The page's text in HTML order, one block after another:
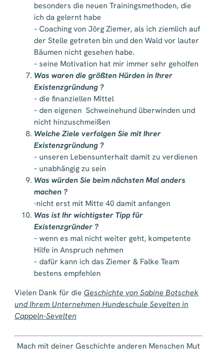
besonders die neuen Trainingsmethoden, die
ich da gelernt habe
– Coaching von Jörg Ziemer, als ich ziemlich auf
der Stelle getreten bin und den Wald vor lauter
Bäumen nicht gesehen habe.
– seine Motivation hat mir immer sehr geholfen
Was waren die größten Hürden in Ihrer
Existenzgründung ?
– die finanziellen Mittel
– den eigenen Schweinehund überwinden und
nicht hinzuschmeißen
Welche Ziele verfolgen Sie mit Ihrer
Existenzgründung ?
– unseren Lebensunterhalt damit zu verdienen
– unabhängig zu sein
Was würden Sie beim nächsten Mal anders
machen ?
-nicht erst mit Mitte 40 damit anfangen
Was ist Ihr wichtigster Tipp für
Existenzgründer ?
– wenn es mal nicht weiter geht, kompetente
Hilfe in Anspruch nehmen
– dafür kann ich das Ziemer & Falke Team
bestens empfehlen
Vielen Dank für die Geschichte von Sabine Botschek
und Ihrem Unternehmen Hundeschule Sevelten in
Cappeln-Sevelten
Mach mit deiner Geschichte anderen Menschen Mut